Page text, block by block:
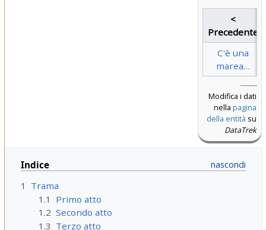
<
Precedente
C'è una
marea…
Modifica i dati
nella pagina
della entità su
DataTrek
Indice
1
Trama
1.1
Primo atto
1.2 Secondo atto
1.3 Terzo atto